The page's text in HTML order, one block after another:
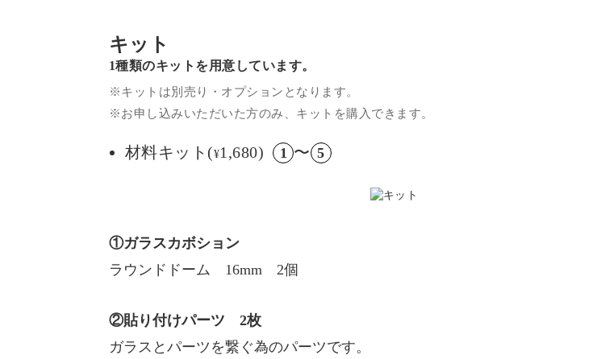
キット
1種類のキットを用意しています。
※キットは別売り・オプションとなります。
※お申し込みいただいた方のみ、キットを購入できます。
材料キット(¥1,680) 1 〜 5
①ガラスカボション
ラウンドドーム 16mm 2個
②貼り付けパーツ 2枚
ガラスとパーツを繋ぐ為のパーツです。